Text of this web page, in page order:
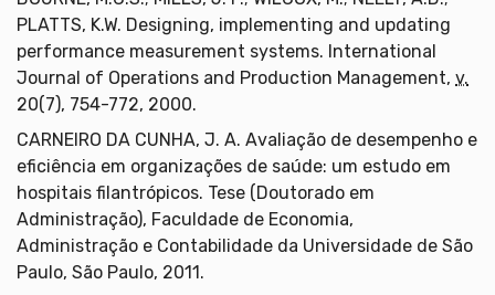
PLATTS, K.W. Designing, implementing and updating
performance measurement systems. International
Journal of Operations and Production Management, v.
20(7), 754-772, 2000.
CARNEIRO DA CUNHA, J. A. Avaliação de desempenho e
eficiência em organizações de saúde: um estudo em
hospitais filantrópicos. Tese (Doutorado em
Administração), Faculdade de Economia,
Administração e Contabilidade da Universidade de São
Paulo, São Paulo, 2011.